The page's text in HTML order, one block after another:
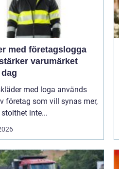
med företagslogga
varumärket
med loga används
företag som vill synas mer,
inte...